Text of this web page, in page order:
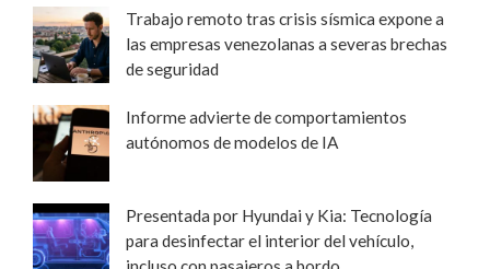
Trabajo remoto tras crisis sísmica expone a
las empresas venezolanas a severas brechas
de seguridad
Informe advierte de comportamientos
autónomos de modelos de IA
Presentada por Hyundai y Kia: Tecnología
para desinfectar el interior del vehículo,